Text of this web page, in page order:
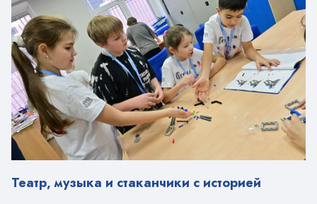
Театр, музыка и стаканчики с историей